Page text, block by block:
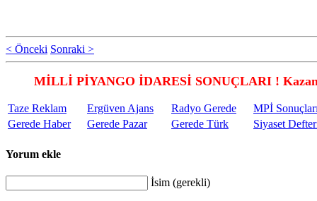
< Önceki Sonraki >
MİLLİ PİYANGO İDARESİ SONUÇLARI !
Taze Reklam Ergüven Ajans Radyo Gerede
MPİ
Gerede Haber
Gerede Pazar Gerede Türk Siyaset
Yorum ekle
İsim (gerekli)